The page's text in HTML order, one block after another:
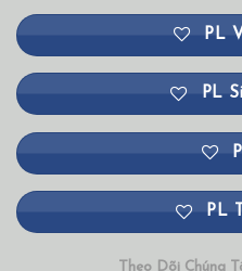
PL
PL
PL
Theo Dõi Chúng